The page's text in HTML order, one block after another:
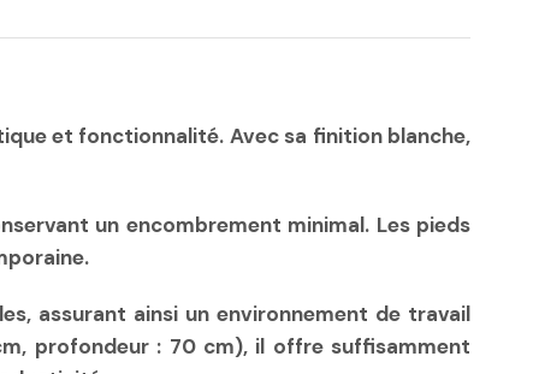
et fonctionnalité. Avec sa finition blanche,
un encombrement minimal. Les pieds
assurant ainsi un environnement de travail
profondeur : 70 cm), il offre suffisamment